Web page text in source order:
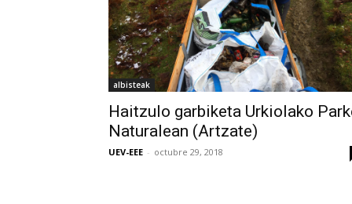
albisteak
Haitzulo garbiketa Urkiolako
Naturalean (Artzate)
UEV-EEE - octubre 29, 2018